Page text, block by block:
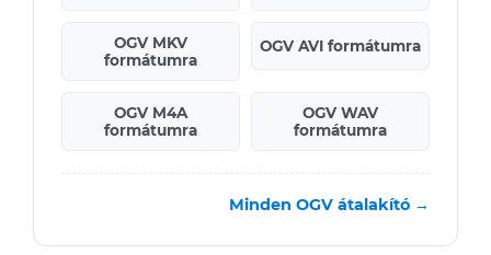
OGV MKV
formátumra
OGV AVI formátumra
OGV M4A
formátumra
OGV WAV
formátumra
Minden OGV átalakító →